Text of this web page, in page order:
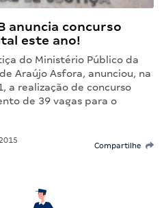
anuncia concurso
este ano!
do Ministério Público da
Araújo Asfora, anunciou, na
realização de concurso
de 39 vagas para o
Compartilhe